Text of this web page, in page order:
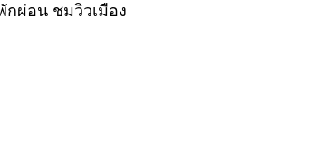
ผ่อน ชมวิวเมือง